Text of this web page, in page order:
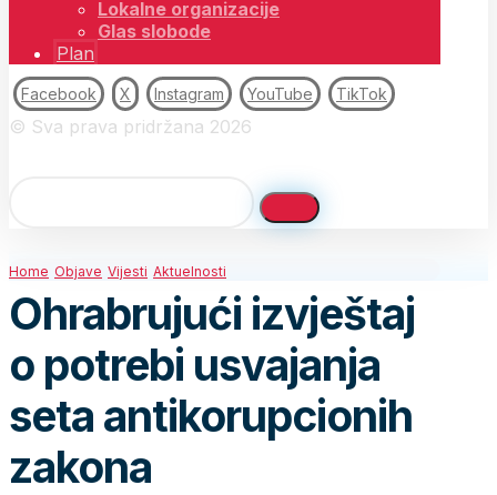
Lokalne organizacije
Glas slobode
Plan
Facebook X Instagram YouTube TikTok
© Sva prava pridržana 2026
Home Objave Vijesti Aktuelnosti
Ohrabrujući izvještaj
o potrebi usvajanja
seta antikorupcionih
zakona